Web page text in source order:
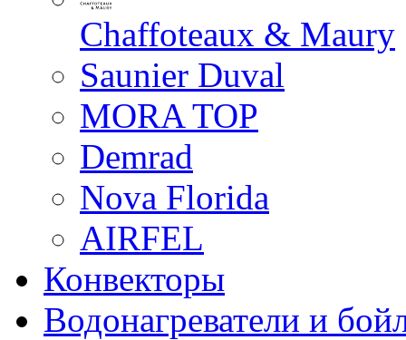
Chaffoteaux & Maury
Saunier Duval
MORA TOP
Demrad
Nova Florida
AIRFEL
Конвекторы
Водонагреватели и